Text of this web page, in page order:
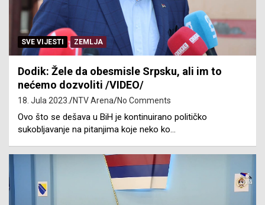
SVE VIJESTI ZEMLJA
Dodik: Žele da obesmisle Srpsku, ali im to
nećemo dozvoliti /VIDEO/
18. Jula 2023. NTV Arena No Comments
Ovo što se dešava u BiH je kontinuirano političko
sukobljavanje na pitanjima koje neko ko…